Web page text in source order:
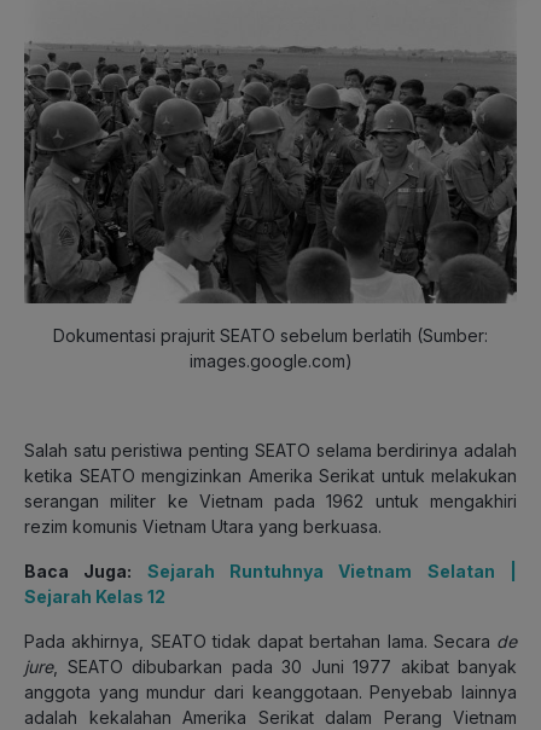
Dokumentasi prajurit SEATO sebelum berlatih (Sumber:
images.google.com)
Salah satu peristiwa penting SEATO selama berdirinya adalah
ketika SEATO mengizinkan Amerika Serikat untuk melakukan
serangan militer ke Vietnam pada 1962 untuk mengakhiri
rezim komunis Vietnam Utara yang berkuasa.
Baca Juga: Sejarah Runtuhnya Vietnam Selatan |
Sejarah Kelas 12
Pada akhirnya, SEATO tidak dapat bertahan lama. Secara de
jure, SEATO dibubarkan pada 30 Juni 1977 akibat banyak
anggota yang mundur dari keanggotaan. Penyebab lainnya
adalah kekalahan Amerika Serikat dalam Perang Vietnam